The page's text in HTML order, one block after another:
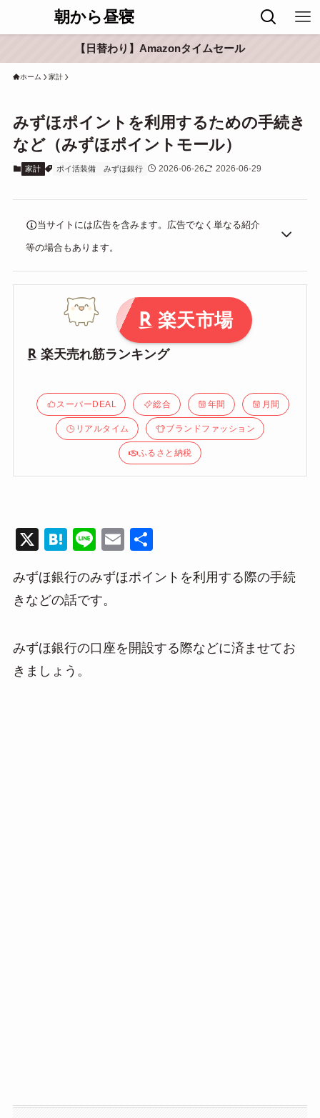
朝から昼寝
【日替わり】Amazonタイムセール
ホーム 家計
みずほポイントを利用するための手続き
など（みずほポイントモール）
家計 ポイ活装備 みずほ銀行 2026-06-26 2026-06-29
当サイトには広告を含みます。広告でなく単なる紹介
等の場合もあります。
楽天市場
楽天売れ筋ランキング
スーパーDEAL 総合 年間 月間
リアルタイム ブランドファッション
ふるさと納税
X
H
e
n
Li
e
E
ail
みずほ銀行のみずほポイントを利用する際の手続
きなどの話です。
みずほ銀行の口座を開設する際などに済ませてお
きましょう。